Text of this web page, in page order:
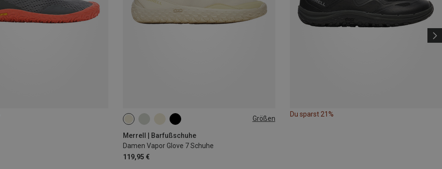
Größen
Merrell | Barfußschuhe
Damen Vapor Glove 7 Schuhe
119,95 €
Du sparst 21%